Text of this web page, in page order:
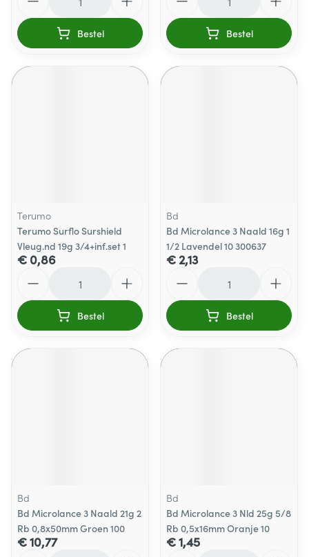
Bestel Bestel
Terumo
Terumo Surflo Surshield
Vleug.nd 19g 3/4+inf.set 1
€ 0,86
Bestel
Bd
Bd Microlance 3 Naald 16g 1
1/2 Lavendel 10 300637
€ 2,13
Bestel
Bd
Bd Microlance 3 Naald 21g 2
Rb 0,8x50mm Groen 100
€ 10,77
Bd
Bd Microlance 3 Nld 25g 5/8
Rb 0,5x16mm Oranje 10
€ 1,45